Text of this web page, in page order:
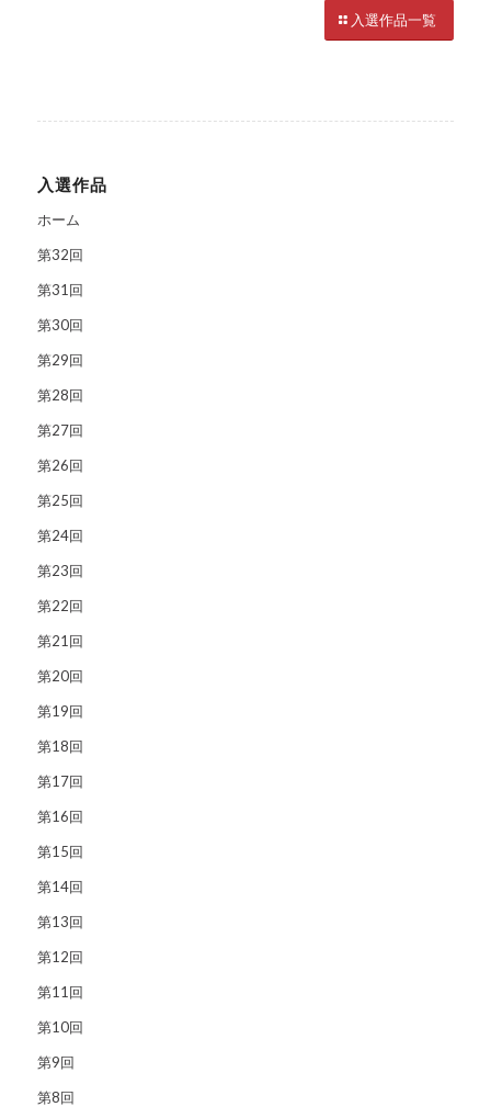
入選作品一覧
入選作品
ホーム
第32回
第31回
第30回
第29回
第28回
第27回
第26回
第25回
第24回
第23回
第22回
第21回
第20回
第19回
第18回
第17回
第16回
第15回
第14回
第13回
第12回
第11回
第10回
第9回
第8回